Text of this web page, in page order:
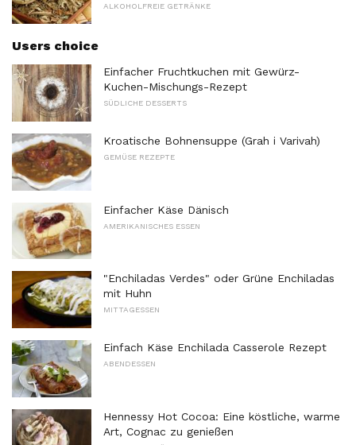
ALKOHOLFREIE GETRÄNKE
Users choice
Einfacher Fruchtkuchen mit Gewürz-
Kuchen-Mischungs-Rezept
SÜDLICHE DESSERTS
Kroatische Bohnensuppe (Grah i Varivah)
GEMÜSE REZEPTE
Einfacher Käse Dänisch
AMERIKANISCHES ESSEN
"Enchiladas Verdes" oder Grüne Enchiladas
mit Huhn
MITTAGESSEN
Einfach Käse Enchilada Casserole Rezept
ABENDESSEN
Hennessy Hot Cocoa: Eine köstliche, warme
Art, Cognac zu genießen